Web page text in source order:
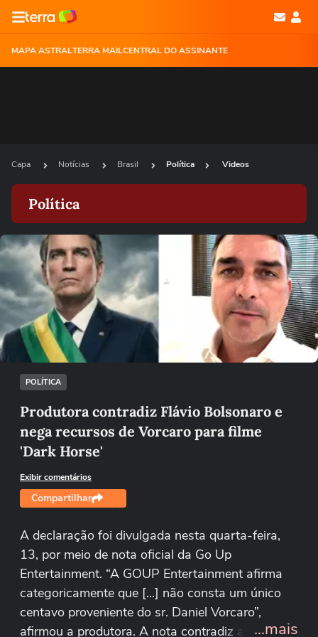
MAPA ASTRALTERRA MAILCENTRAL DO ASSINANTE
Capa Notícias Brasil Política Videos
Política
Ops!
Não foi possível reproduzir o vídeo
Tentar novamente
POLÍTICA
Produtora contradiz Flávio Bolsonaro e
nega recursos de Vorcaro para filme
'Dark Horse'
Exibir comentários
Compartilhar
A declaração foi divulgada nesta quarta-feira,
13, por meio de nota oficial da Go Up
Entertainment. “A GOUP Entertainment afirma
categoricamente que [...] não consta um único
centavo proveniente do sr. Daniel Vorcaro”,
afirmou a produtora. A nota contradiz a versão
...mais